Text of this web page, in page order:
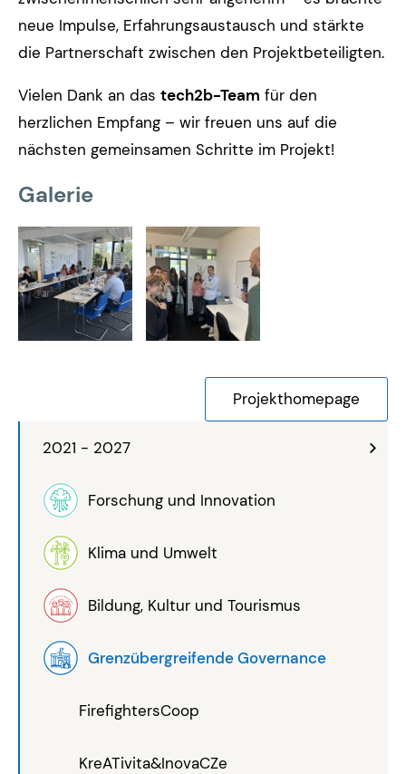
2021 - 2027
Forschung und Innovation
Klima und Umwelt
Bildung, Kultur und Tourismus
Grenzübergreifende Governance
FirefightersCoop
KreATivita&InovaCZe
neue Impulse, Erfahrungsaustausch und stärkte
die Partnerschaft zwischen den Projektbeteiligten.
Vielen Dank an das tech2b-Team für den
herzlichen Empfang – wir freuen uns auf die
nächsten gemeinsamen Schritte im Projekt!
Galerie
Projekthomepage